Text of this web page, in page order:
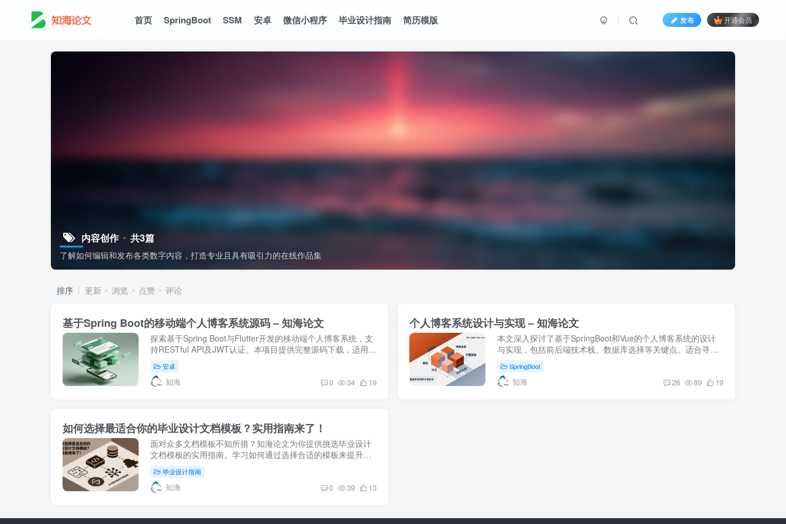
首页 SpringBoot SSM 安卓 微信小程序 毕业设计指南 简历模版 发布 开通会员
内容创作 共3篇
了解如何编辑和发布各类数字内容，打造专业且具有吸引力的在线作品集
排序 更新 浏览 点赞 评论
基于Spring Boot的移动端个人博客系统源码 – 知海论文
探索基于Spring Boot与Flutter开发的移动端个人博客系统，支
持RESTful API及JWT认证。本项目提供完整源码下载，适用于
本编辑器和多端数...
安卓
知海 0 34 19
个人博客系统设计与实现 – 知海论文
本文深入探讨了基于SpringBoot和Vue的个人博客系统的设计
与实现，包括前后端技术栈、数据库选择等关键点。适合寻找
SpringBoot
知海 26 89 19
如何选择最适合你的毕业设计文档模板？实用指南来了！
面对众多文档模板不知所措？知海论文为你提供挑选毕业设计
文档模板的实用指南。学习如何通过选择合适的模板来提升你
的一致性与规范性。
毕业设计指南
知海 0 39 13